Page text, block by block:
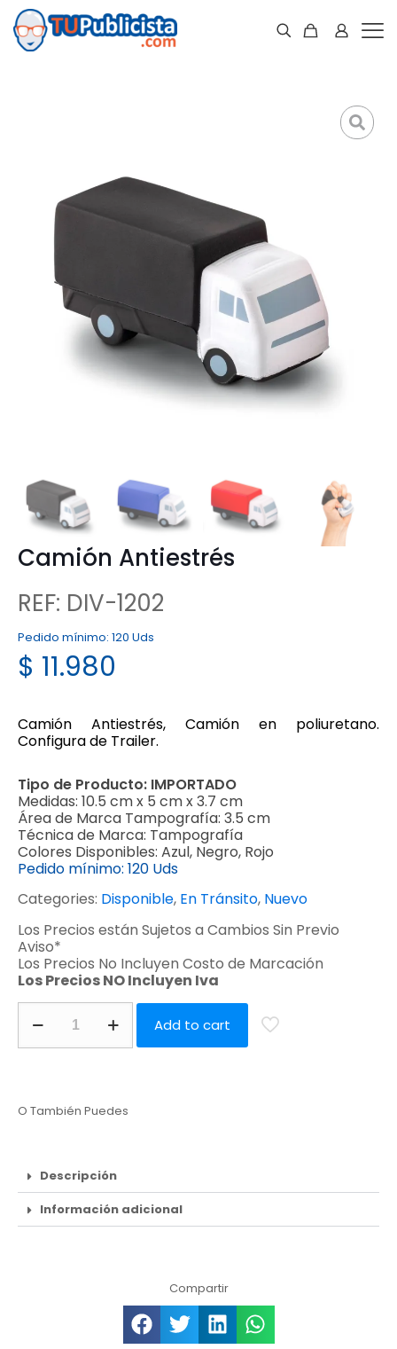
Camión Antiestrés
REF: DIV-1202
Pedido mínimo: 120 Uds
$ 11.980
Camión Antiestrés, Camión en poliuretano.
Configura de Trailer.
Tipo de Producto: IMPORTADO
Medidas: 10.5 cm x 5 cm x 3.7 cm
Área de Marca Tampografía: 3.5 cm
Técnica de Marca: Tampografía
Colores Disponibles: Azul, Negro, Rojo
Pedido mínimo: 120 Uds
Categories: Disponible, En Tránsito, Nuevo
Los Precios están Sujetos a Cambios Sin Previo
Aviso*
Los Precios No Incluyen Costo de Marcación
Los Precios NO Incluyen Iva
Add to cart
O También Puedes
Descripción
Información adicional
Compartir